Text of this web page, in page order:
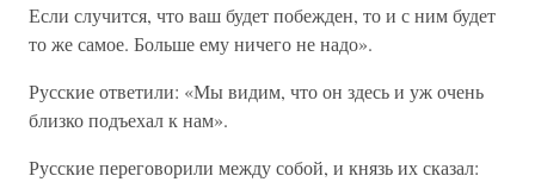
Если случится, что ваш будет побежден, то и с ним будет
то же самое. Больше ему ничего не надо».
Русские ответили: «Мы видим, что он здесь и уж очень
близко подъехал к нам».
Русские переговорили между собой, и князь их сказал: